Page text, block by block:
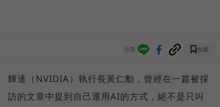
分享 收藏
輝達（NVIDIA）執行長黃仁勳，曾經在一篇被採
訪的文章中提到自己運用AI的方式，絕不是只叫